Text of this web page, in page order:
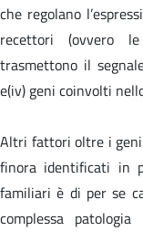
che regolano
recettori (ovvero
trasmettono il
e(iv) geni coinvolti
Altri fattori oltre i geni
finora identificati in
familiari è di per se
complessa